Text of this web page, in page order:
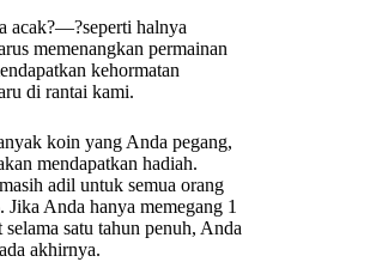
acak?—?seperti halnya
memenangkan permainan
kehormatan
di rantai kami.
koin yang Anda pegang,
mendapatkan hadiah.
adil untuk semua orang
Jika Anda hanya memegang 1
satu tahun penuh, Anda
akhirnya.